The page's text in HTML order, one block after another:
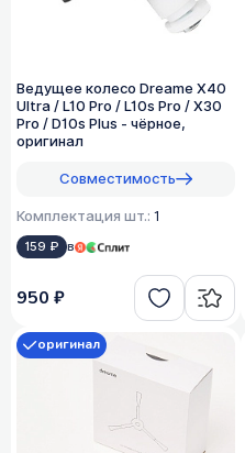
Ведущее колесо Dreame X40
Ultra / L10 Pro / L10s Pro / X30
Pro / D10s Plus - чёрное,
оригинал
Совместимость
Комплектация шт.: 1
159 ₽ в
950 ₽
оригинал